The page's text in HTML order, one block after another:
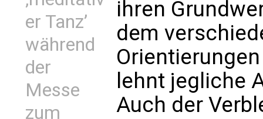
er Tanz’
während
der
Messe
zum
ihren
dem
lehnt jegliche
Auch der